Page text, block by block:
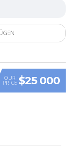
OUR
PRICE $25 000